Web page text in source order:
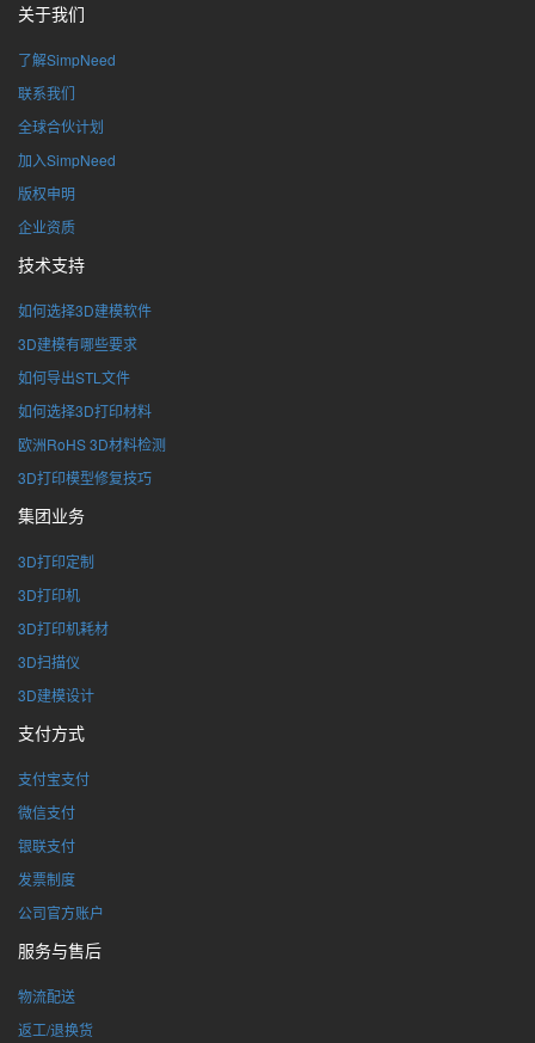
关于我们
了解SimpNeed
联系我们
全球合伙计划
加入SimpNeed
版权申明
企业资质
技术支持
如何选择3D建模软件
3D建模有哪些要求
如何导出STL文件
如何选择3D打印材料
欧洲RoHS 3D材料检测
3D打印模型修复技巧
集团业务
3D打印定制
3D打印机
3D打印机耗材
3D扫描仪
3D建模设计
支付方式
支付宝支付
微信支付
银联支付
发票制度
公司官方账户
服务与售后
物流配送
返工/退换货